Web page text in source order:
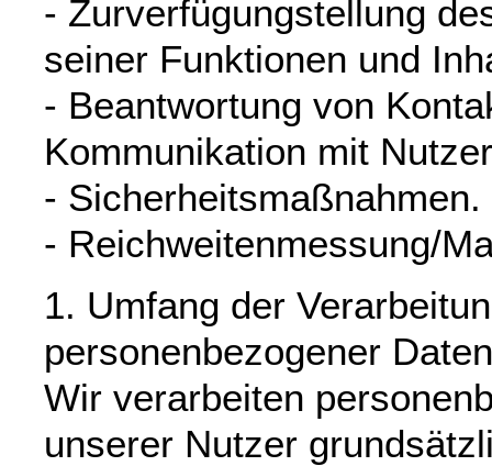
- Zurverfügungstellung
seiner Funktionen und
- Beantwortung von
Kommunikation mit
- Sicherheitsmaßnahmen.
- Reichweitenmessung/
1. Umfang der
personenbezogener Daten
Wir verarbeiten
unserer Nutzer